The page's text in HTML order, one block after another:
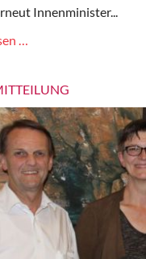
Innenminister...
…
SGK-
Landesvorstand
bestätigt